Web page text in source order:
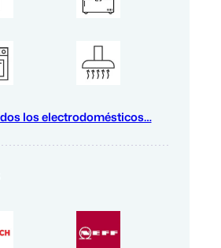
los electrodomésticos…